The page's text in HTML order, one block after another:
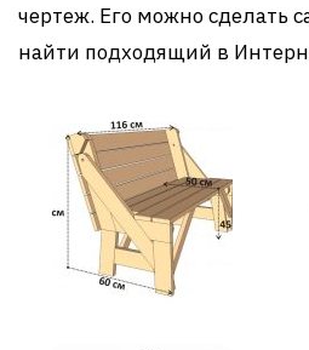
чертеж. Его можно сделать
найти подходящий в